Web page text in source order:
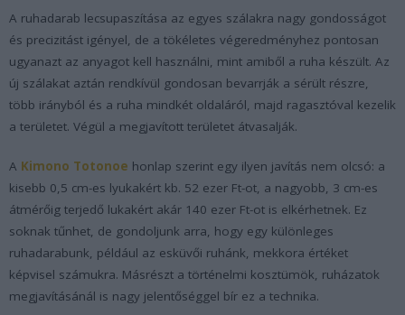
A ruhadarab lecsupaszítása az egyes szálakra nagy gondosságot
és precizitást igényel, de a tökéletes végeredményhez pontosan
ugyanazt az anyagot kell használni, mint amiből a ruha készült. Az
új szálakat aztán rendkívül gondosan bevarrják a sérült részre,
több irányból és a ruha mindkét oldaláról, majd ragasztóval kezelik
a területet. Végül a megjavított területet átvasalják.
A Kimono Totonoe honlap szerint egy ilyen javítás nem olcsó: a
kisebb 0,5 cm-es lyukakért kb. 52 ezer Ft-ot, a nagyobb, 3 cm-es
átmérőig terjedő lukakért akár 140 ezer Ft-ot is elkérhetnek. Ez
soknak tűnhet, de gondoljunk arra, hogy egy különleges
ruhadarabunk, például az esküvői ruhánk, mekkora értéket
képvisel számukra. Másrészt a történelmi kosztümök, ruházatok
megjavításánál is nagy jelentőséggel bír ez a technika.